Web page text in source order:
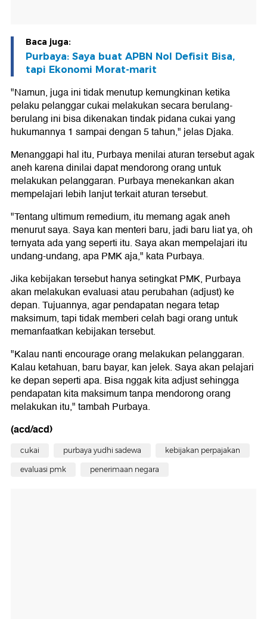
Baca juga:
Purbaya: Saya buat APBN Nol Defisit Bisa,
tapi Ekonomi Morat-marit
"Namun, juga ini tidak menutup kemungkinan ketika
pelaku pelanggar cukai melakukan secara berulang-
berulang ini bisa dikenakan tindak pidana cukai yang
hukumannya 1 sampai dengan 5 tahun," jelas Djaka.
Menanggapi hal itu, Purbaya menilai aturan tersebut agak
aneh karena dinilai dapat mendorong orang untuk
melakukan pelanggaran. Purbaya menekankan akan
mempelajari lebih lanjut terkait aturan tersebut.
"Tentang ultimum remedium, itu memang agak aneh
menurut saya. Saya kan menteri baru, jadi baru liat ya, oh
ternyata ada yang seperti itu. Saya akan mempelajari itu
undang-undang, apa PMK aja," kata Purbaya.
Jika kebijakan tersebut hanya setingkat PMK, Purbaya
akan melakukan evaluasi atau perubahan (adjust) ke
depan. Tujuannya, agar pendapatan negara tetap
maksimum, tapi tidak memberi celah bagi orang untuk
memanfaatkan kebijakan tersebut.
"Kalau nanti encourage orang melakukan pelanggaran.
Kalau ketahuan, baru bayar, kan jelek. Saya akan pelajari
ke depan seperti apa. Bisa nggak kita adjust sehingga
pendapatan kita maksimum tanpa mendorong orang
melakukan itu," tambah Purbaya.
(acd/acd)
cukai purbaya yudhi sadewa kebijakan perpajakan
evaluasi pmk penerimaan negara